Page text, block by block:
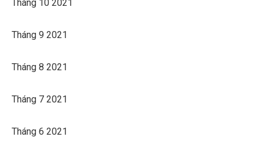
Tháng 10 2021
Tháng 9 2021
Tháng 8 2021
Tháng 7 2021
Tháng 6 2021